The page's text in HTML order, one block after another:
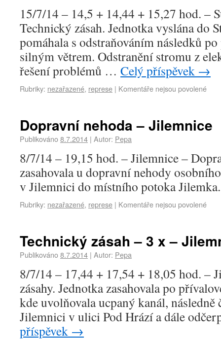
15/7/14 – 14,5 + 14,44 + 15,27 hod. –
Technický zásah. Jednotka vyslána do
pomáhala s odstraňováním následků
silným větrem. Odstranění stromu z
řešení problémů … Celý příspěvek →
Rubriky: nezařazené, represe | Komentáře nejsou povolené
Dopravní nehoda – Jilemnice
Publikováno8.7.2014 | Autor: Pepa
8/7/14 – 19,15 hod. – Jilemnice –
zasahovala u dopravní nehody
v Jilemnici do místního potoka Jilemka.
Rubriky: nezařazené, represe | Komentáře nejsou povolené
Technický zásah – 3 x –
Publikováno8.7.2014 | Autor: Pepa
8/7/14 – 17,44 + 17,54 + 18,05 hod. –
zásahy. Jednotka zasahovala po
kde uvolňovala ucpaný kanál,
Jilemnici v ulici Pod Hrází a dále
příspěvek →